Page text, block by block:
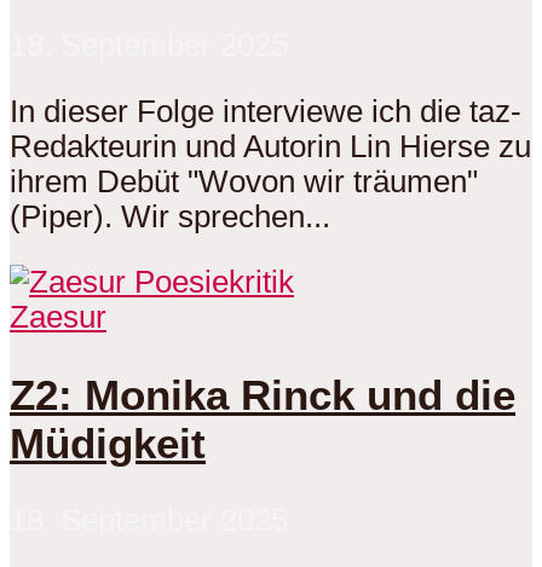
In dieser Folge interviewe ich die taz-
Redakteurin und Autorin Lin Hierse zu
ihrem Debüt "Wovon wir träumen"
(Piper). Wir sprechen...
Zaesur
Z2: Monika Rinck und die
Müdigkeit